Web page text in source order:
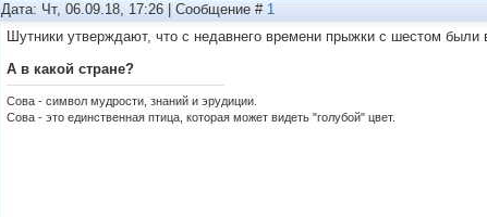
Дата: Чт, 06.09.18, 17:26 | Сообщение # 1
Шутники утверждают, что с недавнего времени прыжки с шестом
А в какой стране?
Сова - символ мудрости, знаний и эрудиции.
Сова - это единственная птица, которая может видеть "голубой" цвет.